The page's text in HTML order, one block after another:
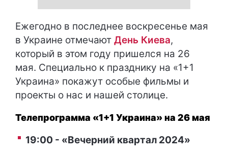
Ежегодно в последнее воскресенье мая
в Украине отмечают День Киева,
который в этом году пришелся на 26
мая. Специально к празднику на «1+1
Украина» покажут особые фильмы и
проекты о нас и нашей столице.
Телепрограмма «1+1 Украина» на 26 мая
19:00 - «Вечерний квартал 2024»